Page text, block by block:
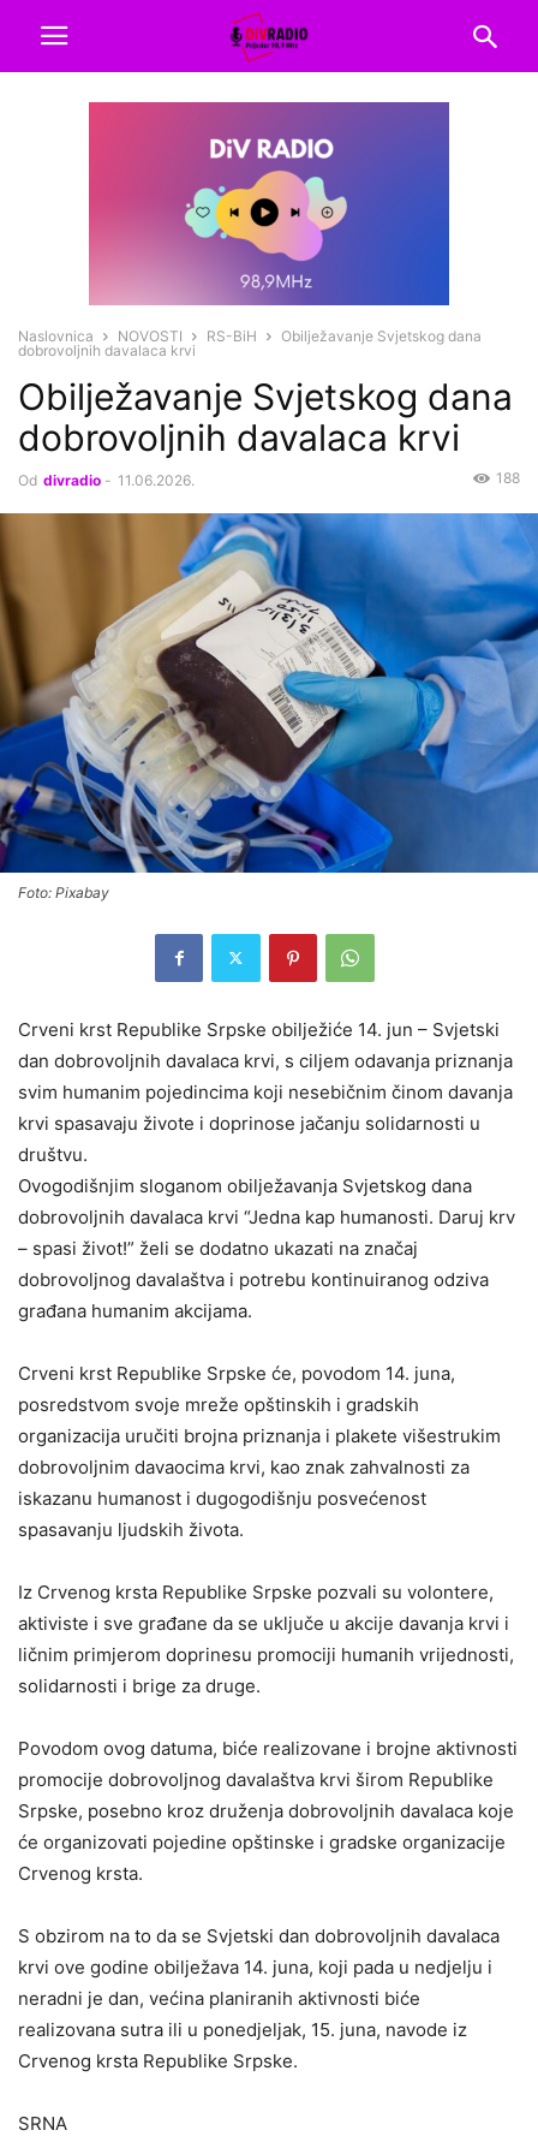
Naslovnica NOVOSTI RS-BiH
Obilježavanje Svjetskog dana
dobrovoljnih davalaca krvi
Obilježavanje Svjetskog dana
dobrovoljnih davalaca krvi
Od divradio - 11.06.2026. 188
Foto: Pixabay
Crveni krst Republike Srpske obilježiće 14. jun – Svjetski
dan dobrovoljnih davalaca krvi, s ciljem odavanja priznanja
svim humanim pojedincima koji nesebičnim činom davanja
krvi spasavaju živote i doprinose jačanju solidarnosti u
društvu.
Ovogodišnjim sloganom obilježavanja Svjetskog dana
dobrovoljnih davalaca krvi “Jedna kap humanosti. Daruj krv
– spasi život!” želi se dodatno ukazati na značaj
dobrovoljnog davalaštva i potrebu kontinuiranog odziva
građana humanim akcijama.
Crveni krst Republike Srpske će, povodom 14. juna,
posredstvom svoje mreže opštinskih i gradskih
organizacija uručiti brojna priznanja i plakete višestrukim
dobrovoljnim davaocima krvi, kao znak zahvalnosti za
iskazanu humanost i dugogodišnju posvećenost
spasavanju ljudskih života.
Iz Crvenog krsta Republike Srpske pozvali su volontere,
aktiviste i sve građane da se uključe u akcije davanja krvi i
ličnim primjerom doprinesu promociji humanih vrijednosti,
solidarnosti i brige za druge.
Povodom ovog datuma, biće realizovane i brojne aktivnosti
promocije dobrovoljnog davalaštva krvi širom Republike
Srpske, posebno kroz druženja dobrovoljnih davalaca koje
će organizovati pojedine opštinske i gradske organizacije
Crvenog krsta.
S obzirom na to da se Svjetski dan dobrovoljnih davalaca
krvi ove godine obilježava 14. juna, koji pada u nedjelju i
neradni je dan, većina planiranih aktivnosti biće
realizovana sutra ili u ponedjeljak, 15. juna, navode iz
Crvenog krsta Republike Srpske.
SRNA